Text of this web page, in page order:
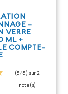
-
VERRE
ML +
COMPTE-
(5/5) sur 2
note(s)